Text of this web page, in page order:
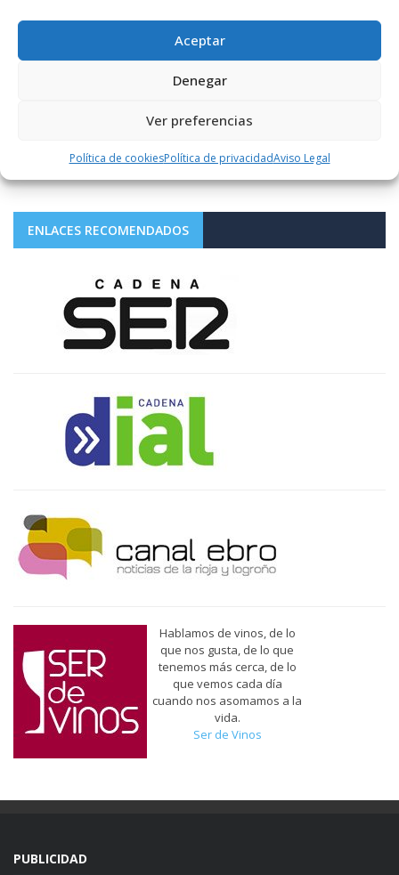
Aceptar
Denegar
Ver preferencias
Política de cookiesPolítica de privacidadAviso Legal
SÍGUENOS
ENLACES RECOMENDADOS
Hablamos de vinos, de lo
que nos gusta, de lo que
tenemos más cerca, de lo
que vemos cada día
cuando nos asomamos a la
vida.
Ser de Vinos
PUBLICIDAD